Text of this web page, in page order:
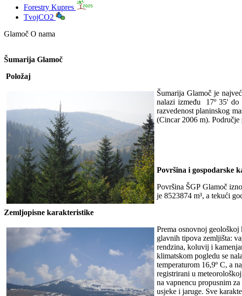
Forestry Kupres
TvojCO2
Glamoč O nama
Šumarija Glamoč
Položaj
Šumarija Glamoč je
nalazi između 17º 35' do
razvedenost planinskog
(Cincar 2006 m).
Površina i gospodarske
Površina ŠGP Glamoč
je 8523874 m³, a tekući
Zemljopisne karakteristike
Prema osnovnoj
glavnih tipova zemljišta:
rendzina, koluvij i
klimatskom pogledu se
temperaturom 16,9º C, a
registrirani u
na vapnencu propusnim
usjeke i jaruge. Sve